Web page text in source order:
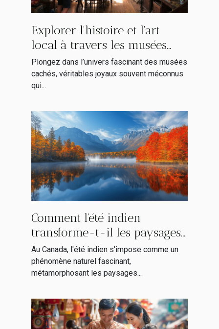
Explorer l'histoire et l'art
local à travers les musées
cachés
Plongez dans l’univers fascinant des musées
cachés, véritables joyaux souvent méconnus
qui...
Comment l'été indien
transforme-t-il les paysages
canadiens ?
Au Canada, l'été indien s'impose comme un
phénomène naturel fascinant,
métamorphosant les paysages...